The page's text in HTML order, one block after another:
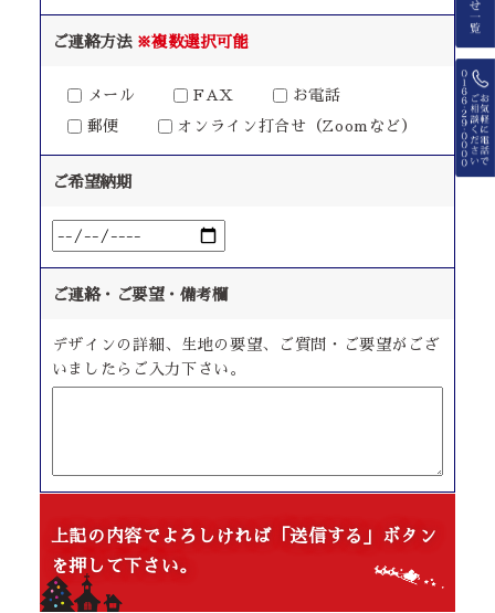
ご連絡方法 ※複数選択可能
メール FAX
お電話
郵便
オンライン打合せ（Zoomなど）
ご希望納期
ご連絡・ご要望・備考欄
デザインの詳細、生地の要望、ご質問・ご要望がござ
いましたらご入力下さい。
上記の内容でよろしければ「送信する」ボタン
を押して下さい。